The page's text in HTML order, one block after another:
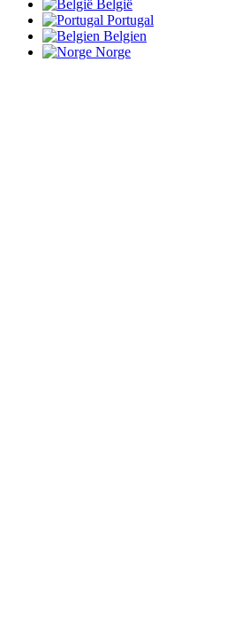
België
Portugal
Belgien
Norge